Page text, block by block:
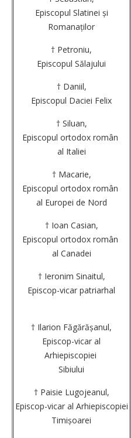
Episcopul Slatinei și
Romanaților
† Petroniu,
Episcopul Sălajului
† Daniil,
Episcopul Daciei Felix
† Siluan,
Episcopul ortodox român
al Italiei
† Macarie,
Episcopul ortodox român
al Europei de Nord
† Ioan Casian,
Episcopul ortodox român
al Canadei
† Ieronim Sinaitul,
Episcop-vicar patriarhal
† Ilarion Făgărășanul,
Episcop-vicar al
Arhiepiscopiei
Sibiului
† Paisie Lugojeanul,
Episcop-vicar al Arhiepiscopiei
Timișoarei